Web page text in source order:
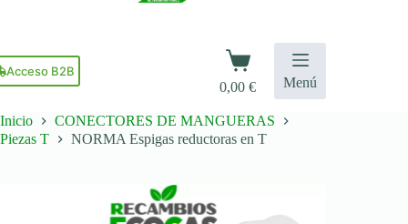
página
Acceso B2B
Carro
de
compra
0,00€ Menú
Inicio
CONECTORES DE MANGUERAS
Piezas T
NORMA Espigas reductoras en T